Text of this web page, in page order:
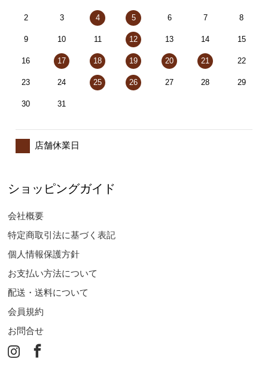
2 3 4 5 6 7 8
9 10 11 12 13 14 15
16 17 18 19 20 21 22
23 24 25 26 27 28 29
30 31
店舗休業日
ショッピングガイド
会社概要
特定商取引法に基づく表記
個人情報保護方針
お支払い方法について
配送・送料について
会員規約
お問合せ